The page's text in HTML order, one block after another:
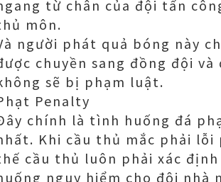
từ chân của đội tấn
môn.
người phát quả bóng này
chuyền sang đồng đội
sẽ bị phạm luật.
Penalty
chính là tình huống đá
Khi cầu thủ mắc phải
cầu thủ luôn phải xác
nguy hiểm cho đội nhà